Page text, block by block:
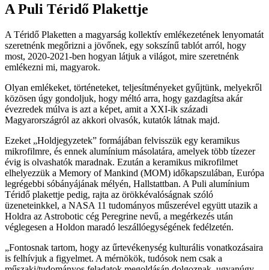
A Puli Téridő Plakettje
A Téridő Plaketten a magyarság kollektív emlékezetének lenyomatát
szeretnénk megőrizni a jövőnek, egy sokszínű tablót arról, hogy
most, 2020-2021-ben hogyan látjuk a világot, mire szeretnénk
emlékezni mi, magyarok.
Olyan emlékeket, történeteket, teljesítményeket gyűjtünk, melyekről
közösen úgy gondoljuk, hogy méltó arra, hogy gazdagítsa akár
évezredek múlva is azt a képet, amit a XXI-ik századi
Magyarországról az akkori olvasók, kutatók látnak majd.
Ezeket „Holdjegyzetek” formájában felvisszük egy keramikus
mikrofilmre, és ennek alumínium másolatára, amelyek több tízezer
évig is olvashatók maradnak. Ezután a keramikus mikrofilmet
elhelyezzük a Memory of Mankind (MOM) időkapszulában, Európa
legrégebbi sóbányájának mélyén, Hallstattban. A Puli alumínium
Téridő plakettje pedig, rajta az örökkévalóságnak szóló
üzeneteinkkel, a NASA 11 tudományos műszerével együtt utazik a
Holdra az Astrobotic cég Peregrine nevű, a megérkezés után
véglegesen a Holdon maradó leszállóegységének fedélzetén.
Fontosnak tartom, hogy az űrtevékenység kulturális vonatkozásaira
is felhívjuk a figyelmet. A mérnökök, tudósok nem csak a